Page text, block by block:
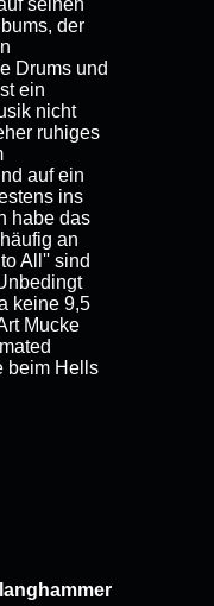
seinen
der
Drums und
ein
nicht
ruhiges
auf ein
ins
habe das
an
All'' sind
keine 9,5
Mucke
beim Hells